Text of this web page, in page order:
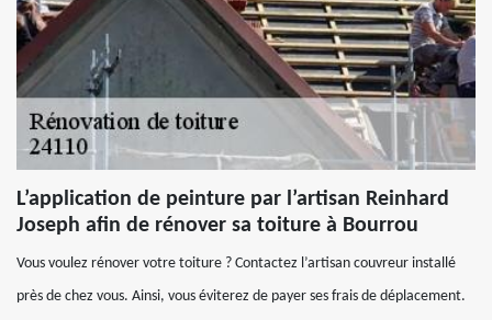
L’application de peinture par l’artisan Reinhard
Joseph afin de rénover sa toiture à Bourrou
Vous voulez rénover votre toiture ? Contactez l’artisan couvreur installé
près de chez vous. Ainsi, vous éviterez de payer ses frais de déplacement.